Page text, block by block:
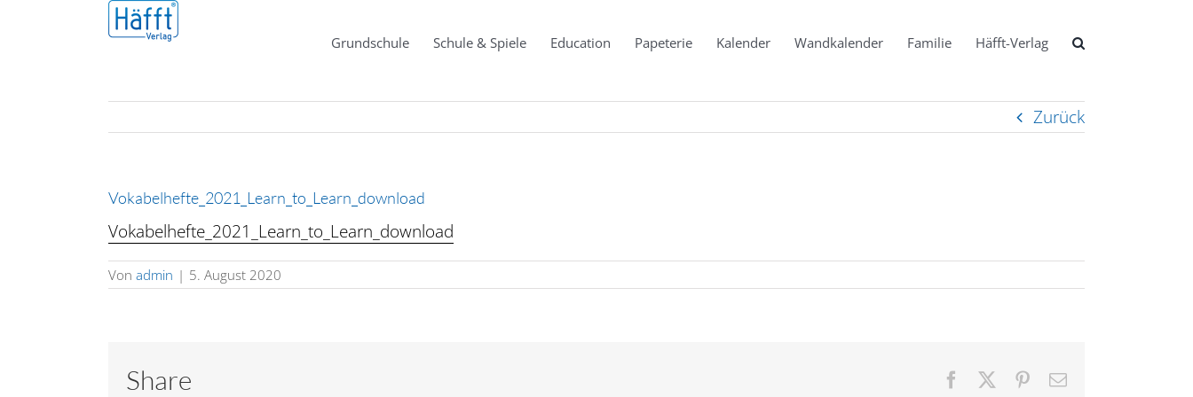
Grundschule Schule & Spiele Education Papeterie Kalender Wandkalender Familie Häfft-Verlag
Zurück
Vokabelhefte_2021_Learn_to_Learn_download
Vokabelhefte_2021_Learn_to_Learn_download
Von admin | 5. August 2020
Share Facebook Pinterest
E-